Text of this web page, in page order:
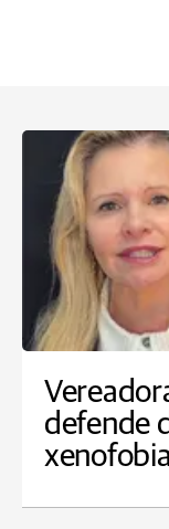
defende
xenofobia